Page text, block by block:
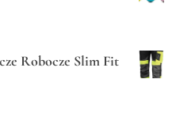
Robocze Slim Fit